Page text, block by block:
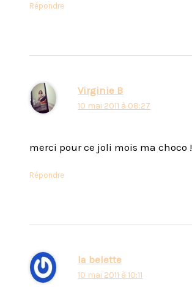
Répondre
Virginie B
10 mai 2011 à 08:27
merci pour ce joli mois ma choco !
Répondre
la belette
10 mai 2011 à 10:11